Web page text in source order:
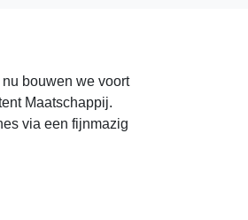
bouwen we voort
Maatschappij.
via een fijnmazig